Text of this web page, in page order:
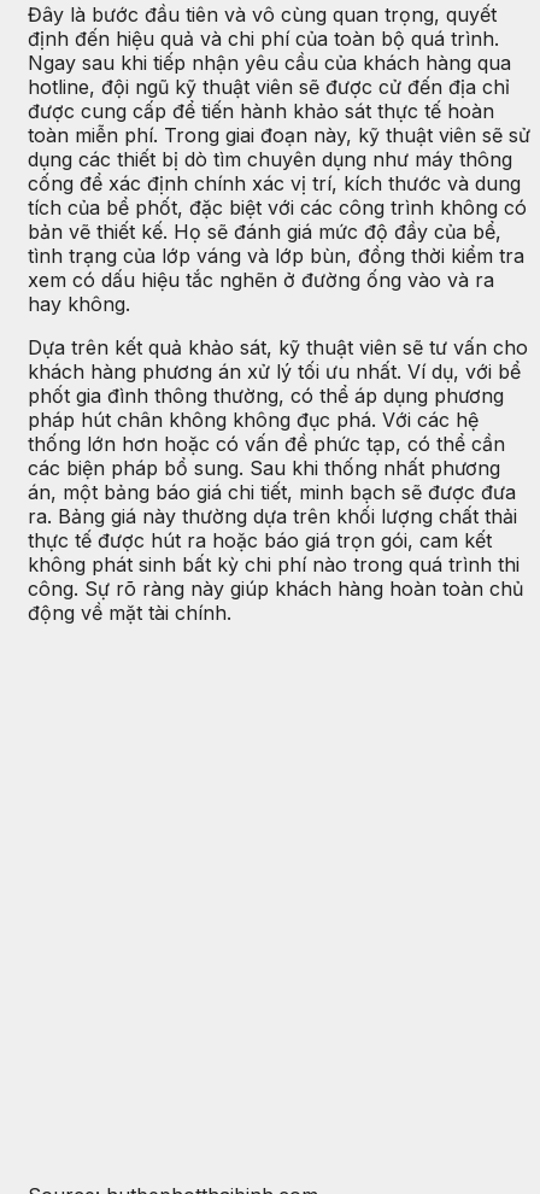
Đây là bước đầu tiên và vô cùng quan trọng, quyết
định đến hiệu quả và chi phí của toàn bộ quá trình.
Ngay sau khi tiếp nhận yêu cầu của khách hàng qua
hotline, đội ngũ kỹ thuật viên sẽ được cử đến địa chỉ
được cung cấp để tiến hành khảo sát thực tế hoàn
toàn miễn phí. Trong giai đoạn này, kỹ thuật viên sẽ sử
dụng các thiết bị dò tìm chuyên dụng như máy thông
cống để xác định chính xác vị trí, kích thước và dung
tích của bể phốt, đặc biệt với các công trình không có
bản vẽ thiết kế. Họ sẽ đánh giá mức độ đầy của bể,
tình trạng của lớp váng và lớp bùn, đồng thời kiểm tra
xem có dấu hiệu tắc nghẽn ở đường ống vào và ra
hay không.
Dựa trên kết quả khảo sát, kỹ thuật viên sẽ tư vấn cho
khách hàng phương án xử lý tối ưu nhất. Ví dụ, với bể
phốt gia đình thông thường, có thể áp dụng phương
pháp hút chân không không đục phá. Với các hệ
thống lớn hơn hoặc có vấn đề phức tạp, có thể cần
các biện pháp bổ sung. Sau khi thống nhất phương
án, một bảng báo giá chi tiết, minh bạch sẽ được đưa
ra. Bảng giá này thường dựa trên khối lượng chất thải
thực tế được hút ra hoặc báo giá trọn gói, cam kết
không phát sinh bất kỳ chi phí nào trong quá trình thi
công. Sự rõ ràng này giúp khách hàng hoàn toàn chủ
động về mặt tài chính.